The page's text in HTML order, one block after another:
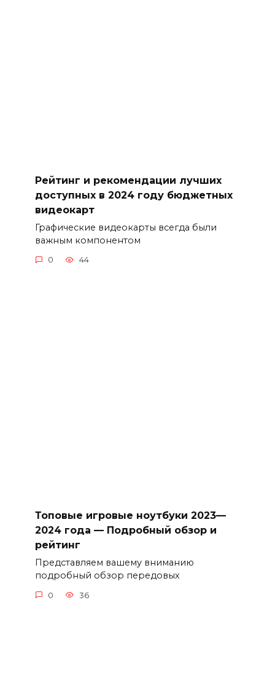
Рейтинг и рекомендации лучших
доступных в 2024 году бюджетных
видеокарт
Графические видеокарты всегда были
важным компонентом
0 44
Топовые игровые ноутбуки 2023—
2024 года — Подробный обзор и
рейтинг
Представляем вашему вниманию
подробный обзор передовых
0 36